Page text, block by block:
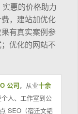
惠的价格助力
，建站加优化
有真实案例参
优化的网站不
公司，从业十余
人、工作室到公
SEO（宿迁文韬